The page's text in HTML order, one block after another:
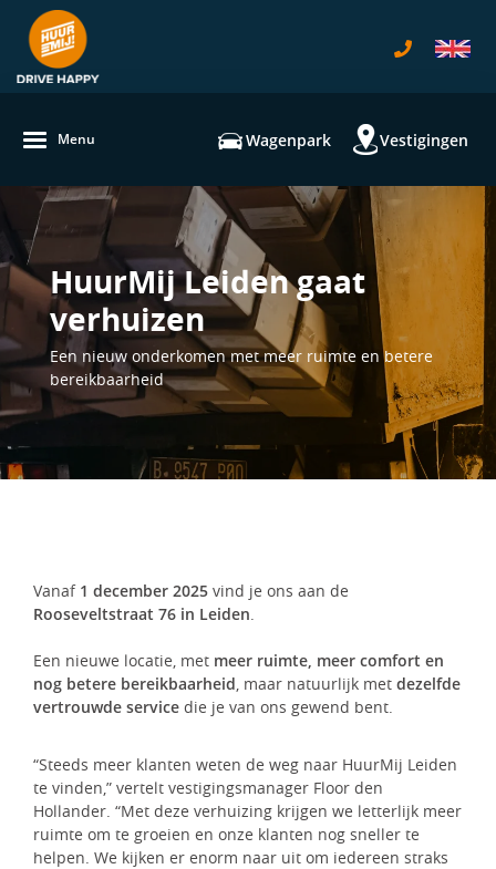
Menu Wagenpark Vestigingen
HuurMij Leiden gaat
verhuizen
Een nieuw onderkomen met meer ruimte en betere
bereikbaarheid
Vanaf 1 december 2025 vind je ons aan de
Rooseveltstraat 76 in Leiden.
Een nieuwe locatie, met meer ruimte, meer comfort en
nog betere bereikbaarheid, maar natuurlijk met dezelfde
vertrouwde service die je van ons gewend bent.
“Steeds meer klanten weten de weg naar HuurMij Leiden
te vinden,” vertelt vestigingsmanager Floor den
Hollander. “Met deze verhuizing krijgen we letterlijk meer
ruimte om te groeien en onze klanten nog sneller te
helpen. We kijken er enorm naar uit om iedereen straks